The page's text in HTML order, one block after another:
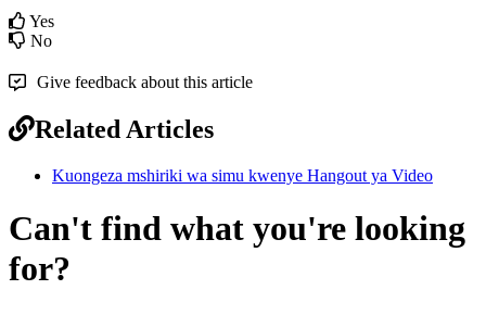
Yes
No
Give feedback about this article
Related Articles
Kuongeza mshiriki wa simu kwenye Hangout ya Video
Can't find what you're looking
for?